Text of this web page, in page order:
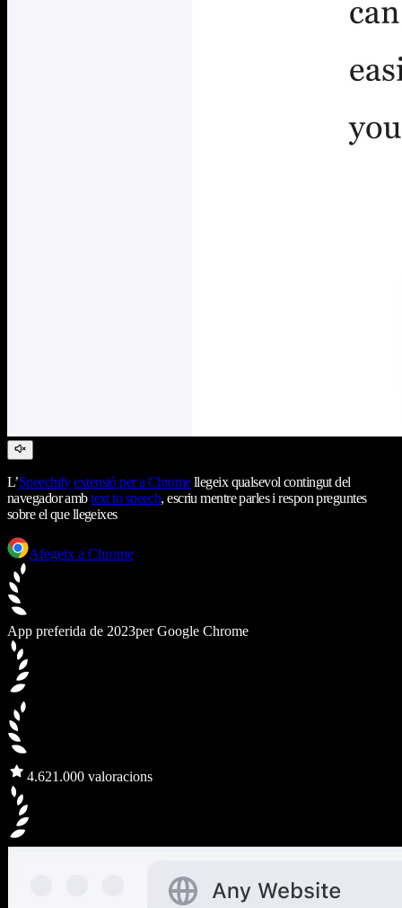
L’Speechify extensió per a Chromellegeix qualsevol contingut del
navegador ambtext to speech, escriu mentre parles i respon preguntes
sobre el que llegeixes
Afegeix a Chrome
App preferida de 2023per Google Chrome
4.621.000 valoracions